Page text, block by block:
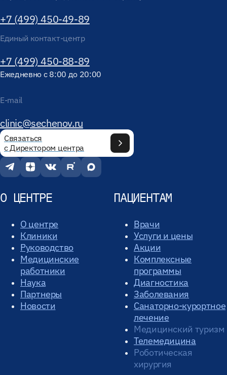
+7 (499) 450-49-89
Единый контакт-центр
+7 (499) 450-88-89
Ежедневно с 8:00 до 20:00
E-mail
clinic@sechenov.ru
Связаться
с Директором центра
О ЦЕНТРЕ
О центре
Клиники
Руководство
Медицинские
работники
Наука
Партнеры
Новости
ПАЦИЕНТАМ
Врачи
Услуги и цены
Акции
Комплексные
программы
Диагностика
Заболевания
Санаторно-курортное
лечение
Медицинский туризм
Телемедицина
Роботическая
хирургия